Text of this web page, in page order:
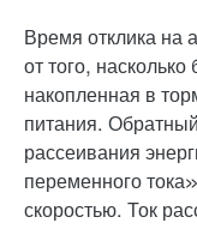
Время отклика на
от того,
накопленная в
питания.
рассеивания
переменного
скоростью. Ток